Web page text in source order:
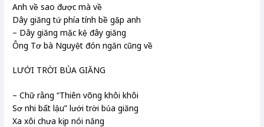
Anh về sao được mà về
Dây giăng tứ phía tính bề gặp anh
– Dây giăng mặc kệ đây giăng
Ông Tơ bà Nguyệt đón ngăn cũng về
LƯỚI TRỜI BỦA GIĂNG
– Chữ rằng “Thiên võng khôi khôi
Sơ nhi bất lậu” lưới trời bủa giăng
Xa xôi chưa kịp nói năng